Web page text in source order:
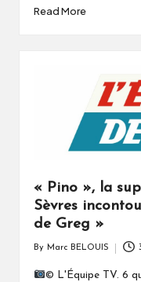
Read More
« Pino », la
Sèvres
de Greg »
by
By Marc BELOUIS
© L'Équipe TV. 6